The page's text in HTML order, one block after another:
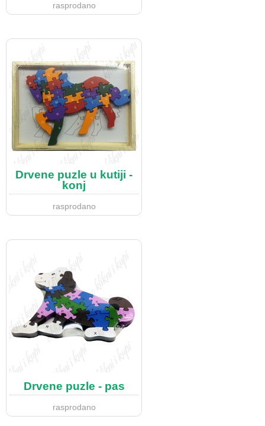
rasprodano
Drvene puzle u kutiji -
konj
rasprodano
Drvene puzle - pas
rasprodano